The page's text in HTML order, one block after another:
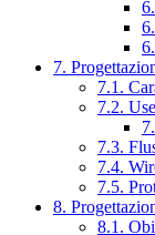
7.
7.1.
7.2.
7.3.
7.4.
7.5.
8.
8.1.